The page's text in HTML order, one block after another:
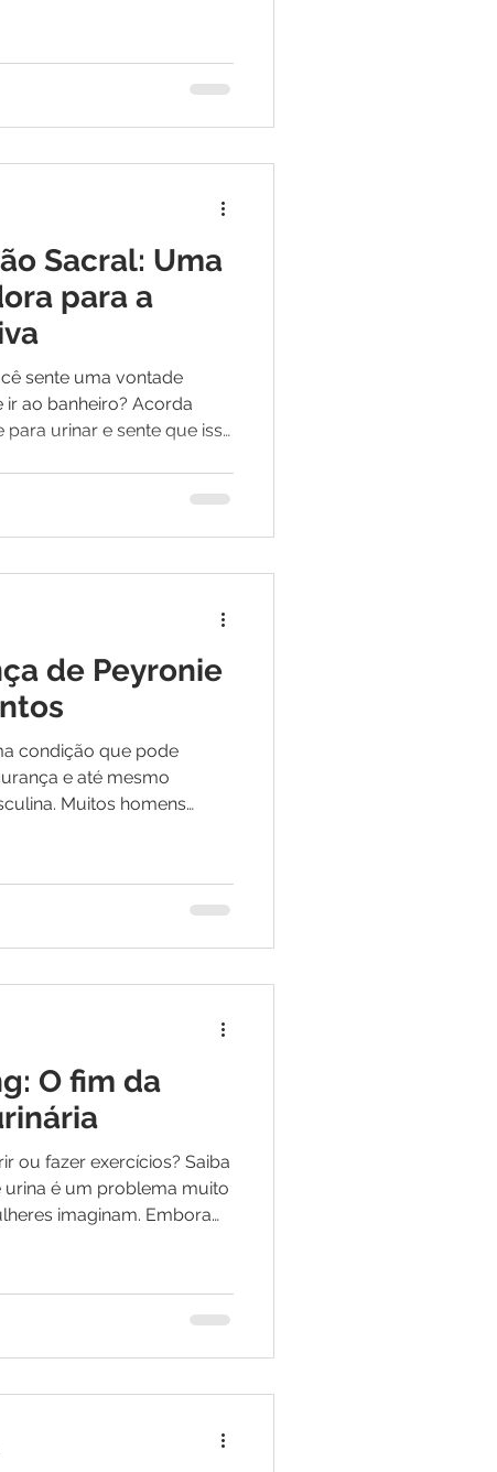
hiperativa. A bexiga
muito comum,
u
Sacral: Uma
para a
ao banheiro? Acorda
urinar e sente que isso
provável que você
de bexiga hiperativa. A
de Peyronie
condição que pode
e até mesmo
Muitos homens
não é contagiosa e,
Quanto mais cedo o
é a Doença
O fim da
ou fazer exercícios? Saiba
é um problema muito
imaginam. Embora
considerada normal.
tratamentos eficazes